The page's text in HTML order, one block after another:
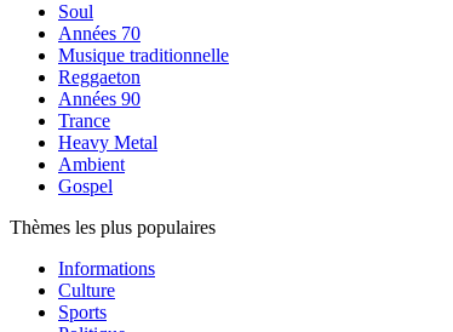
Soul
Années 70
Musique traditionnelle
Reggaeton
Années 90
Trance
Heavy Metal
Ambient
Gospel
Thèmes les plus populaires
Informations
Culture
Sports